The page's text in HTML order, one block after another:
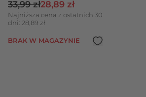
Cena promocyjna
28,89 zł
Cena regularna
33,99 zł
Najniższa cena z ostatnich 30
dni: 28,89 zł
BRAK W MAGAZYNIE